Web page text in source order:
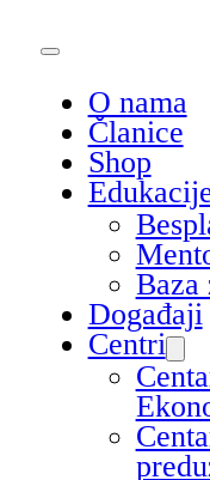
O nama
Članice
Shop
Baza
Događaji
Centri